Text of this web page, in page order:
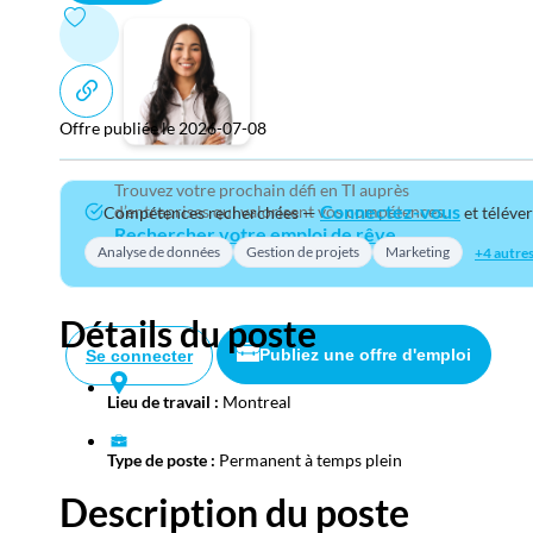
Trouvez votre prochain défi en TI auprès
d’entreprises qui valorisent vos compétences.
Rechercher votre emploi de rêve
Se connecter Publiez une offre d'emploi
Offre publiée le 2026-07-08
Compétences recherchées —Connectez-vouset
Analyse de données Gestion de projets Marketing +4 autres
Détails du poste
Lieu de travail : Montreal
Type de poste : Permanent à temps plein
Description du poste